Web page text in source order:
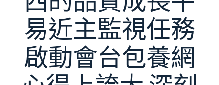
易近主監視任務
啟動會台包養網